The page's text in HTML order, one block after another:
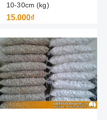
10-30cm (kg)
15.000₫